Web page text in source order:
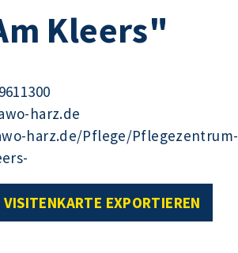
Kleers"
harz.de
harz.de/Pflege/Pflegezentrum-
VISITENKARTE EXPORTIEREN